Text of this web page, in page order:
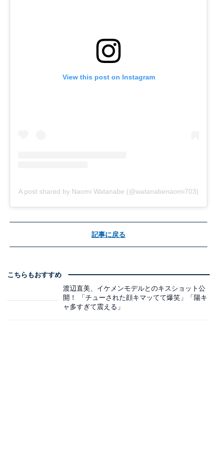
View this post on Instagram
A post shared by Naomi Watanabe (@watanabenaomi703)
記事に戻る
こちらもおすすめ
渡辺直美、イケメンモデルとのキスショット公
開！ 「チューされた顔キマッてて爆笑」「陽キ
ャ多すぎて震える」